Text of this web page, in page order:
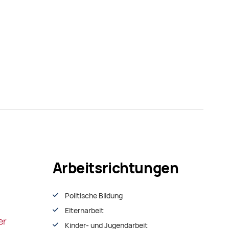
Arbeitsrichtungen
Politische Bildung
Elternarbeit
Kinder- und Jugendarbeit